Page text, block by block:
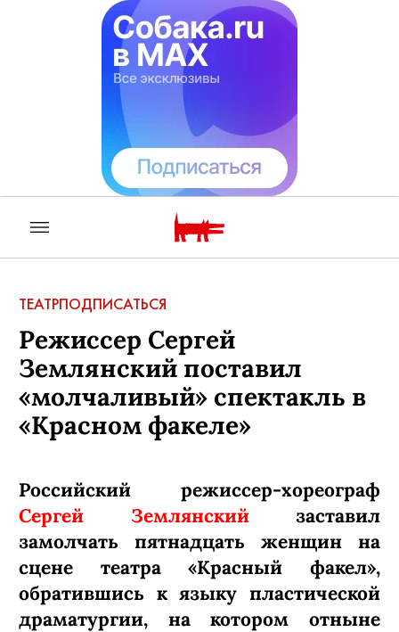
ТЕАТРПОДПИСАТЬСЯ
Режиссер Сергей
Землянский поставил
«молчаливый» спектакль в
«Красном факеле»
Российский режиссер-хореограф
Сергей Землянскийзаставил
замолчать пятнадцать женщин на
сцене театра «Красный факел»,
обратившись к языку пластической
драматургии, на котором отныне